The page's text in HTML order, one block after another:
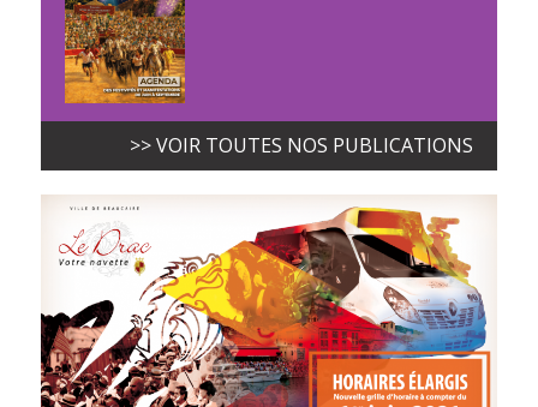
>> VOIR TOUTES NOS PUBLICATIONS